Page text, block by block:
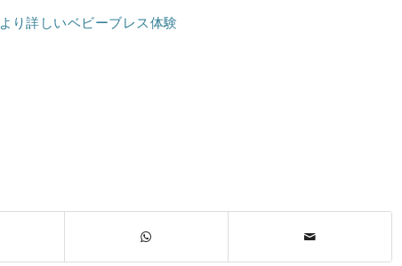
より詳しいベビーブレス体験